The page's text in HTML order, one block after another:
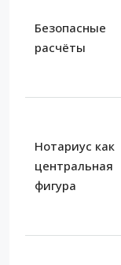
Безопасные
расчёты
Нотариус как
центральная
фигура